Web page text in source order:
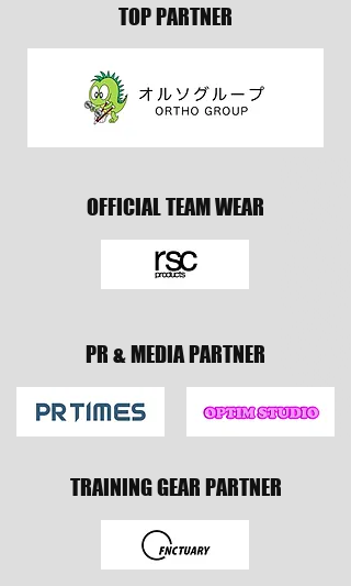
TOP PARTNER
OFFICIAL TEAM WEAR
PR & MEDIA PARTNER
TRAINING GEAR PARTNER